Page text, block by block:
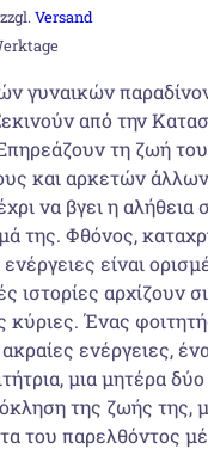
Preis
€
ist:
zzgl. Versand
γυναικών
από την
τη ζωή
και αρκετών
να βγει η αλήθεια
της. Φθόνος,
είναι
ιστορίες αρχίζουν
κύριες. Ένας
ενέργειες,
μια μητέρα
της ζωής της,
του παρελθόντος